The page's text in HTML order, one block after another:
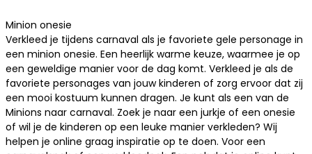
Minion onesie
Verkleed je tijdens carnaval als je favoriete gele personage in
een minion onesie. Een heerlijk warme keuze, waarmee je op
een geweldige manier voor de dag komt. Verkleed je als de
favoriete personages van jouw kinderen of zorg ervoor dat zij
een mooi kostuum kunnen dragen. Je kunt als een van de
Minions naar carnaval. Zoek je naar een jurkje of een onesie
of wil je de kinderen op een leuke manier verkleden? Wij
helpen je online graag inspiratie op te doen. Voor een